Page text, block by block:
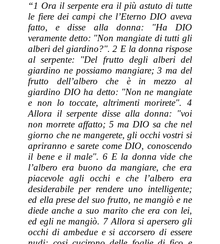
“1 Ora il serpente era il più astuto di tutte
le fiere dei campi che l’Eterno DIO aveva
fatto, e disse alla donna: "Ha DIO
veramente detto: "Non mangiate di tutti gli
alberi del giardino?". 2 E la donna rispose
al serpente: "Del frutto degli alberi del
giardino ne possiamo mangiare; 3 ma del
frutto dell’albero che è in mezzo al
giardino DIO ha detto: "Non ne mangiate
e non lo toccate, altrimenti morirete". 4
Allora il serpente disse alla donna: "voi
non morrete affatto; 5 ma DIO sa che nel
giorno che ne mangerete, gli occhi vostri si
apriranno e sarete come DIO, conoscendo
il bene e il male". 6 E la donna vide che
l’albero era buono da mangiare, che era
piacevole agli occhi e che l’albero era
desiderabile per rendere uno intelligente;
ed ella prese del suo frutto, ne mangiò e ne
diede anche a suo marito che era con lei,
ed egli ne mangiò. 7 Allora si apersero gli
occhi di ambedue e si accorsero di essere